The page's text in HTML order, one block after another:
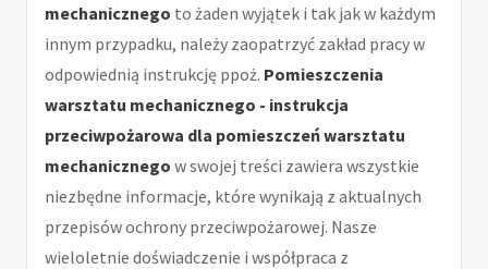
mechanicznego to żaden wyjątek i tak jak w każdym
innym przypadku, należy zaopatrzyć zakład pracy w
odpowiednią instrukcję ppoż. Pomieszczenia
warsztatu mechanicznego - instrukcja
przeciwpożarowa dla pomieszczeń warsztatu
mechanicznego w swojej treści zawiera wszystkie
niezbędne informacje, które wynikają z aktualnych
przepisów ochrony przeciwpożarowej. Nasze
wieloletnie doświadczenie i współpraca z